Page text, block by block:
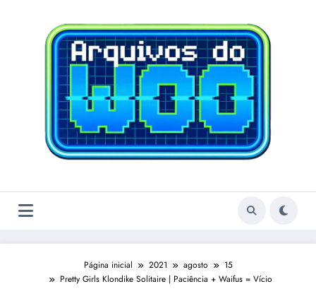
Página inicial 2021 agosto
15
Pretty Girls Klondike Solitaire | Paciência + Waifus = Vício